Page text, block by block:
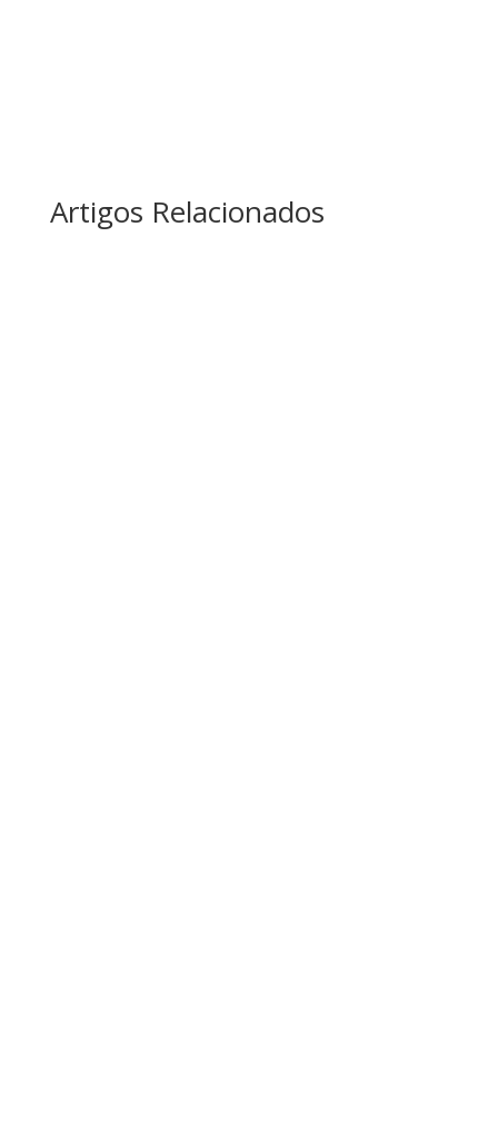
Artigos Relacionados